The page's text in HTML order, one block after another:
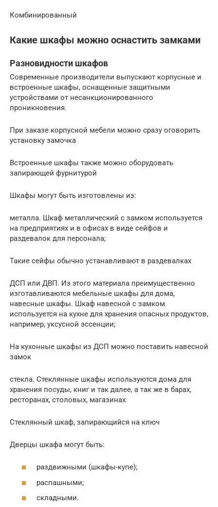
Комбинированный
Какие шкафы можно оснастить замками
Разновидности шкафов
Современные производители выпускают корпусные и
встроенные шкафы, оснащенные защитными
устройствами от несанкционированного
проникновения.
При заказе корпусной мебели можно сразу оговорить
установку замочка
Встроенные шкафы также можно оборудовать
запирающей фурнитурой
Шкафы могут быть изготовлены из:
металла. Шкаф металлический с замком используется
на предприятиях и в офисах в виде сейфов и
раздевалок для персонала;
Такие сейфы обычно устанавливают в раздевалках
ДСП или ДВП. Из этого материала преимущественно
изготавливаются мебельные шкафы для дома,
навесные шкафы. Шкаф навесной с замком
используется на кухне для хранения опасных продуктов,
например, уксусной эссенции;
На кухонные шкафы из ДСП можно поставить навесной
замок
стекла. Стеклянные шкафы используются дома для
хранения посуды, книг и так далее, а так же в барах,
ресторанах, столовых, магазинах.
Стеклянный шкаф, запирающийся на ключ
Дверцы шкафа могут быть:
раздвижными (шкафы-купе);
распашными;
складными.